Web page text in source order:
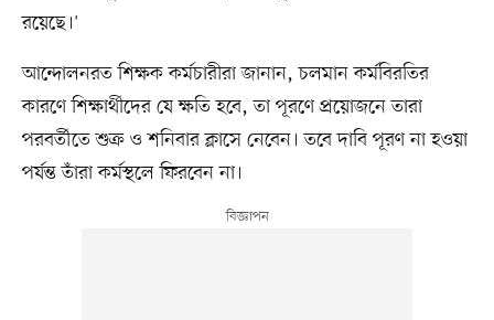
রয়েছে।'
আন্দোলনরত শিক্ষক কর্মচারীরা জানান, চলমান কর্মবিরতির
কারণে শিক্ষার্থীদের যে ক্ষতি হবে, তা পূরণে প্রয়োজনে তারা
পরবর্তীতে শুক্র ও শনিবার ক্লাসে নেবেন। তবে দাবি পূরণ না হওয়া
পর্যন্ত তাঁরা কর্মস্থলে ফিরবেন না।